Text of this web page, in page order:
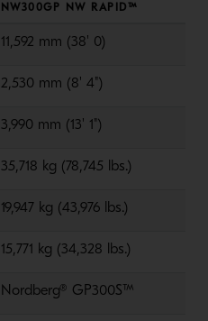
NW300GP NW RAPID™
11,592 mm (38' 0)
2,530mm (8' 4")
3,990mm (13' 1")
35,718 kg (78,745 lbs.)
19,947kg (43,976 lbs.)
15,771 kg (34,328 lbs.)
Nordberg® GP300S™